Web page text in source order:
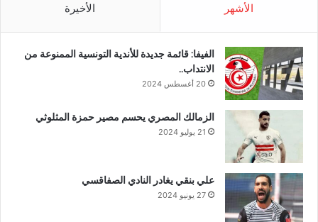
الأشهر الأخيرة
الفيفا: قائمة جديدة للأندية التونسية الممنوعة من
الانتداب..
20 أغسطس 2024
الزمالك المصري يحسم مصير حمزة المثلوثي
21 يوليو 2024
علي بنقي يغادر النادي الصفاقسي
27 يونيو 2024